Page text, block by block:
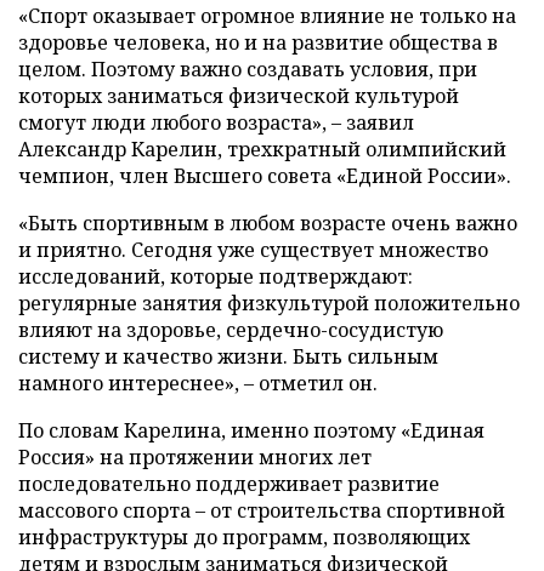
«Спорт оказывает огромное влияние не только на
здоровье человека, но и на развитие общества в
целом. Поэтому важно создавать условия, при
которых заниматься физической культурой
смогут люди любого возраста», – заявил
Александр Карелин, трехкратный олимпийский
чемпион, член Высшего совета «Единой России».
«Быть спортивным в любом возрасте очень важно
и приятно. Сегодня уже существует множество
исследований, которые подтверждают:
регулярные занятия физкультурой положительно
влияют на здоровье, сердечно-сосудистую
систему и качество жизни. Быть сильным
намного интереснее», – отметил он.
По словам Карелина, именно поэтому «Единая
Россия» на протяжении многих лет
последовательно поддерживает развитие
массового спорта – от строительства спортивной
инфраструктуры до программ, позволяющих
детям и взрослым заниматься физической